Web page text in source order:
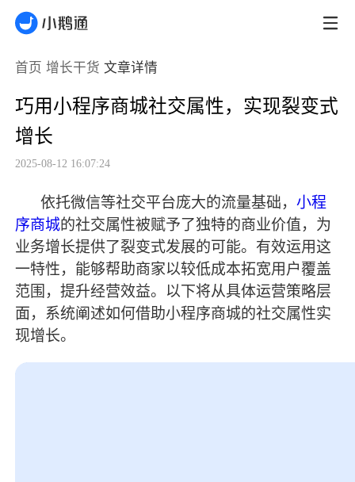
首页 增长干货 文章详情
巧用小程序商城社交属性，实现裂变式
增长
2025-08-12 16:07:24
依托微信等社交平台庞大的流量基础，小程
序商城的社交属性被赋予了独特的商业价值，为
业务增长提供了裂变式发展的可能。有效运用这
一特性，能够帮助商家以较低成本拓宽用户覆盖
范围，提升经营效益。以下将从具体运营策略层
面，系统阐述如何借助小程序商城的社交属性实
现增长。